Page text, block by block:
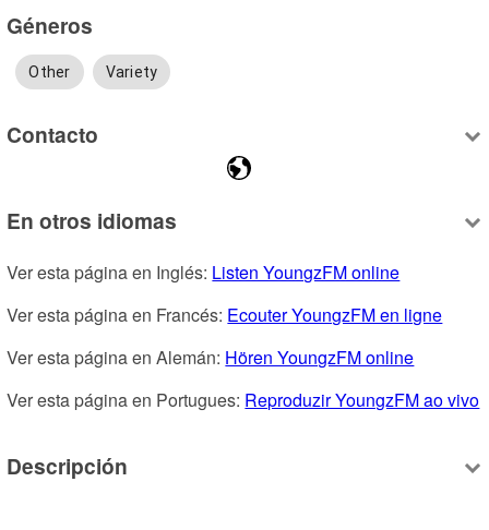
Géneros
Other Variety
Contacto
En otros idiomas
Ver esta página en Inglés: Listen YoungzFM online
Ver esta página en Francés: Ecouter YoungzFM en ligne
Ver esta página en Alemán: Hören YoungzFM online
Ver esta página en Portugues: Reproduzir YoungzFM ao vivo
Descripción